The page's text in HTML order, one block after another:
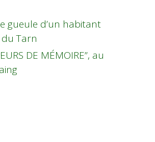
gueule d’un habitant
Tarn
DE MÉMOIRE”, au